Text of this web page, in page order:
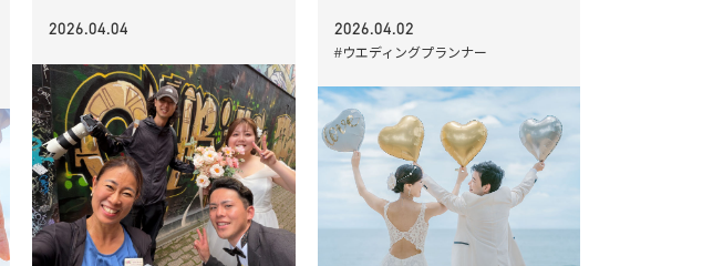
2026.04.04 2026.04.02
#ウエディングプランナー